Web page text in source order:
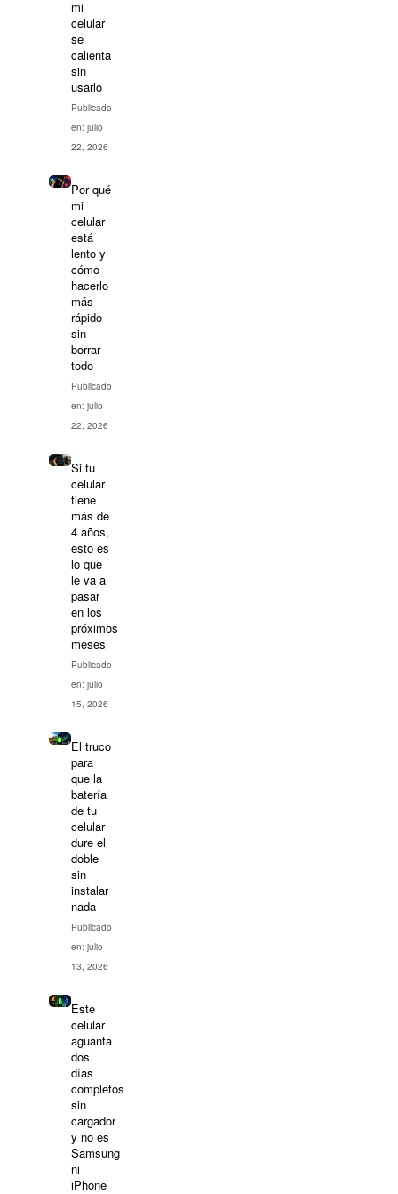
mi
celular
se
calienta
sin
usarlo
Publicado
en: julio
22, 2026
Por qué
mi
celular
está
lento y
cómo
hacerlo
más
rápido
sin
borrar
todo
Publicado
en: julio
22, 2026
Si tu
celular
tiene
más de
4 años,
esto es
lo que
le va a
pasar
en los
próximos
meses
Publicado
en: julio
15, 2026
El truco
para
que la
batería
de tu
celular
dure el
doble
sin
instalar
nada
Publicado
en: julio
13, 2026
Este
celular
aguanta
dos
días
completos
sin
cargador
y no es
Samsung
ni
iPhone